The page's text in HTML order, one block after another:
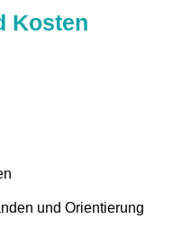
Kosten
und Orientierung